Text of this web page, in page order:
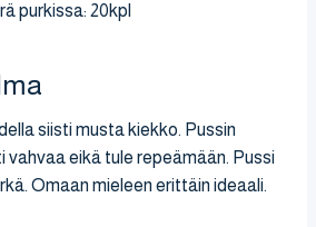
purkissa: 20kpl
siisti musta kiekko. Pussin
vahvaa eikä tule repeämään. Pussi
Omaan mieleen erittäin ideaali.